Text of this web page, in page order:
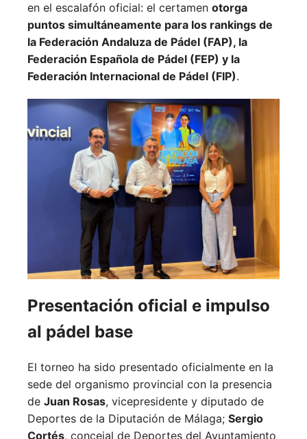
en el escalafón oficial: el certamen otorga
puntos simultáneamente para los rankings de
la Federación Andaluza de Pádel (FAP), la
Federación Española de Pádel (FEP) y la
Federación Internacional de Pádel (FIP).
Presentación oficial e impulso
al pádel base
El torneo ha sido presentado oficialmente en la
sede del organismo provincial con la presencia
de Juan Rosas, vicepresidente y diputado de
Deportes de la Diputación de Málaga; Sergio
Cortés, concejal de Deportes del Ayuntamiento